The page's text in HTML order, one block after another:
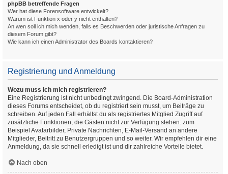
phpBB betreffende Fragen
Wer hat diese Forensoftware entwickelt?
Warum ist Funktion x oder y nicht enthalten?
An wen soll ich mich wenden, falls es Beschwerden oder juristische Anfragen zu
diesem Forum gibt?
Wie kann ich einen Administrator des Boards kontaktieren?
Registrierung und Anmeldung
Wozu muss ich mich registrieren?
Eine Registrierung ist nicht unbedingt zwingend. Die Board-Administration
dieses Forums entscheidet, ob du registriert sein musst, um Beiträge zu
schreiben. Auf jeden Fall erhältst du als registriertes Mitglied Zugriff auf
zusätzliche Funktionen, die Gästen nicht zur Verfügung stehen: zum
Beispiel Avatarbilder, Private Nachrichten, E-Mail-Versand an andere
Mitglieder, Beitritt zu Benutzergruppen und so weiter. Wir empfehlen dir eine
Anmeldung, da sie schnell erledigt ist und dir zahlreiche Vorteile bietet.
Nach oben